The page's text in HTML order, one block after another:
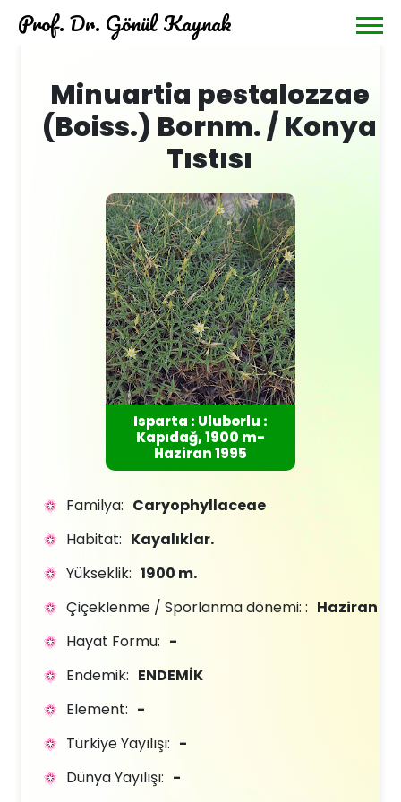
Prof. Dr. Gönül Kaynak
Minuartia pestalozzae
(Boiss.) Bornm. / Konya
Tıstısı
Isparta : Uluborlu :
Kapıdağ, 1900 m-
Haziran 1995
Familya: Caryophyllaceae
Habitat: Kayalıklar.
Yükseklik: 1900 m.
Çiçeklenme / Sporlanma dönemi: : Haziran
Hayat Formu: -
Endemik: ENDEMİK
Element: -
Türkiye Yayılışı: -
Dünya Yayılışı: -